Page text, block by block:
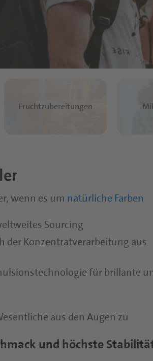
Fruchtzubereitungen
wenn es um natürliche Farben
Sourcing
der Konzentratverarbeitung aus
für brillante
aus den Augen zu
und höchste